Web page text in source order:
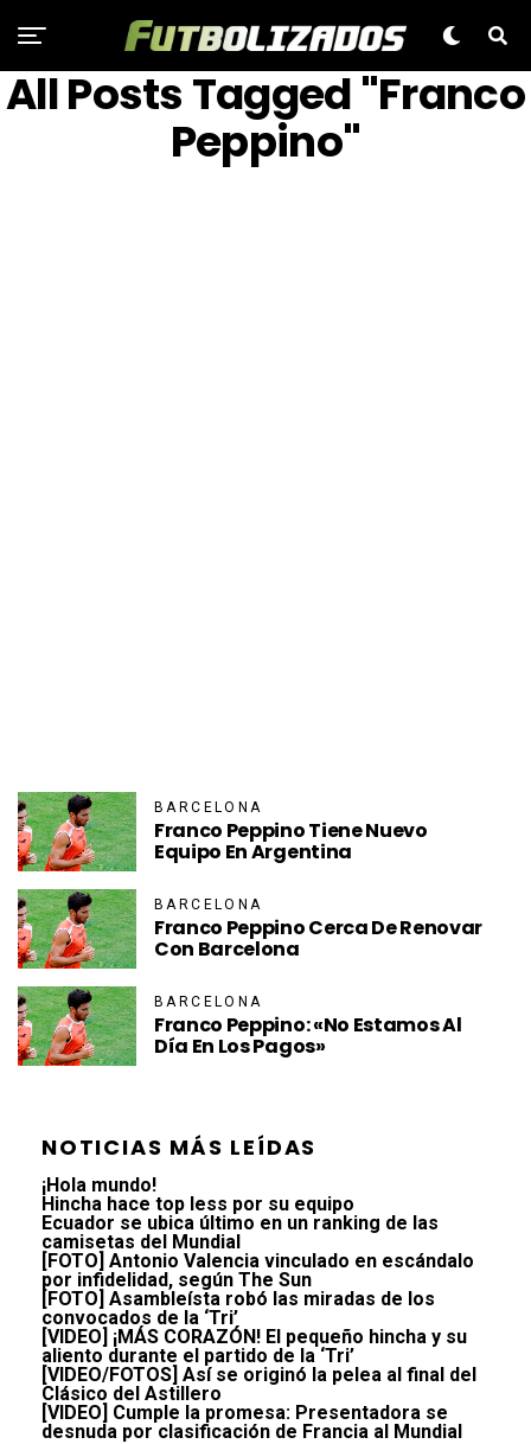
All Posts Tagged "Franco
Peppino"
BARCELONA
Franco Peppino Tiene Nuevo
Equipo En Argentina
BARCELONA
Franco Peppino Cerca De Renovar
Con Barcelona
BARCELONA
Franco Peppino: «No Estamos Al
Día En Los Pagos»
NOTICIAS MÁS LEÍDAS
¡Hola mundo!
Hincha hace top less por su equipo
Ecuador se ubica último en un ranking de las
camisetas del Mundial
[FOTO] Antonio Valencia vinculado en escándalo
por infidelidad, según The Sun
[FOTO] Asambleísta robó las miradas de los
convocados de la ‘Tri’
[VIDEO] ¡MÁS CORAZÓN! El pequeño hincha y su
aliento durante el partido de la ‘Tri’
[VIDEO/FOTOS] Así se originó la pelea al final del
Clásico del Astillero
[VIDEO] Cumple la promesa: Presentadora se
desnuda por clasificación de Francia al Mundial